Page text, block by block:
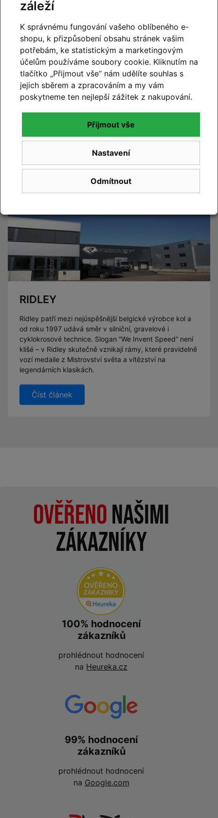
CUBE 2027
Novinky CUBE 2027 se blíží. Již brzy vám představíme
novou kolekci.
Číst článek
RIDLEY
Ridley patří mezi nejúspěšnější belgické výrobce kol a
od roku 1997 udává směr v silniční, gravelové i
cyklokrosové technice. Slogan “We Invent Speed” není
klišé – v Ridley skutečně vznikají rámy, které pravidelně
vozí medaile z Mistrovství světa a vítězství na
legendárních klasikách.
Číst článek
Ověřenonašimi
zákazníky
100% hodnocení
zákazníků
prohlédnout hodnocení
na Heureka.cz
99% hodnocení
zákazníků
prohlédnout hodnocení
na Google.com
záleží
K správnému fungování vašeho oblíbeného e-
shopu, k přizpůsobení obsahu stránek vašim
potřebám, ke statistickým a marketingovým
účelům používáme soubory cookie. Kliknutím na
tlačítko „Přijmout vše“ nám udělíte souhlas s
jejich sběrem a zpracováním a my vám
poskytneme ten nejlepší zážitek z nakupování.
Odmítnout
Nastavení
Přijmout vše